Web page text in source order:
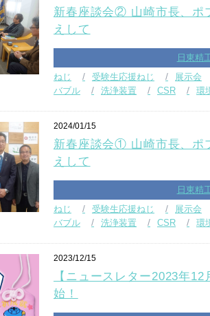
新春座談会② 山崎市長、ポ
えして
日東精
ねじ
受験生応援ねじ
展示会
バブル
洗浄装置 CSR 環
2024/01/15
新春座談会① 山崎市長、ポ
えして
日東精
ねじ
受験生応援ねじ
展示会
バブル
洗浄装置 CSR 環
2023/12/15
【ニュースレター2023年
始！